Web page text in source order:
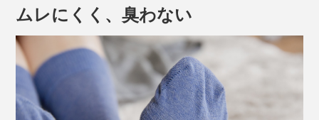
には、令和2年度近畿経済産業局長賞を衣料品として初
めて受賞、おもてなしセレクション金賞も受賞していま
す。
ムレにくく、臭わない